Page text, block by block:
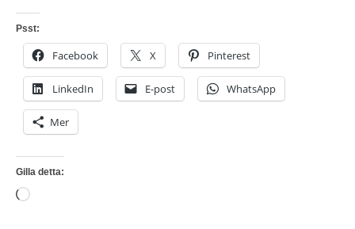
Psst:
Facebook X Pinterest
LinkedIn E-post WhatsApp
Mer
Gilla detta:
Laddar